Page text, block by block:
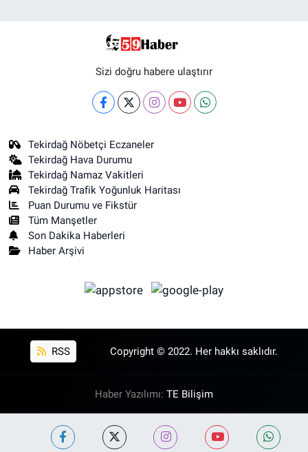
Sizi doğru habere ulaştırır
Tekirdağ Nöbetçi Eczaneler
Tekirdağ Hava Durumu
Tekirdağ Namaz Vakitleri
Tekirdağ Trafik Yoğunluk Haritası
Puan Durumu ve Fikstür
Tüm Manşetler
Son Dakika Haberleri
Haber Arşivi
RSS Copyright © 2022. Her hakkı saklıdır.
Haber Yazılımı: TE Bilişim